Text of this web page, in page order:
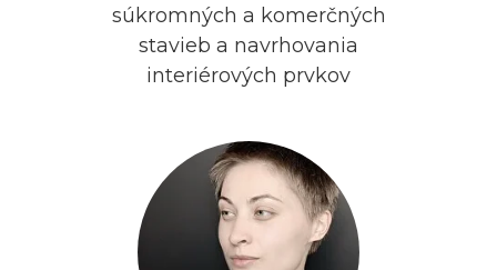
súkromných a komerčných
stavieb a navrhovania
interiérových prvkov